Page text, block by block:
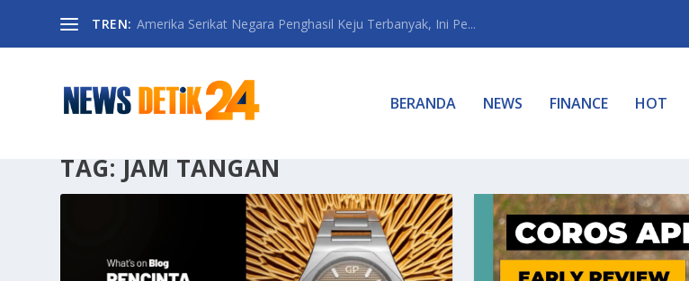
TREN: Amerika Serikat Negara Penghasil Keju Terbanyak, Ini Pe...
BERANDA NEWS FINANCE HOT
TAG: JAM TANGAN